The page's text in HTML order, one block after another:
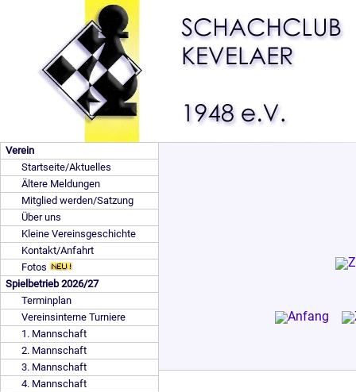
Verein
Startseite/Aktuelles
Ältere Meldungen
Mitglied werden/Satzung
Über uns
Kleine Vereinsgeschichte
Kontakt/Anfahrt
Fotos
Spielbetrieb 2026/27
Terminplan
Vereinsinterne Turniere
1. Mannschaft
2. Mannschaft
3. Mannschaft
4. Mannschaft